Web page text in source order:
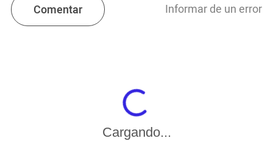
Comentar Informar de un error
Cargando...